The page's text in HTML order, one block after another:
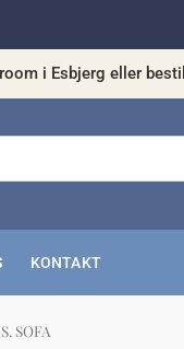
i Esbjerg eller
KONTAKT
SOFA